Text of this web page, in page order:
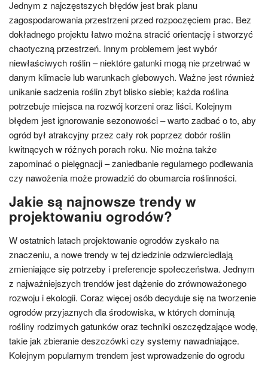
Jednym z najczęstszych błędów jest brak planu
zagospodarowania przestrzeni przed rozpoczęciem prac. Bez
dokładnego projektu łatwo można stracić orientację i stworzyć
chaotyczną przestrzeń. Innym problemem jest wybór
niewłaściwych roślin – niektóre gatunki mogą nie przetrwać w
danym klimacie lub warunkach glebowych. Ważne jest również
unikanie sadzenia roślin zbyt blisko siebie; każda roślina
potrzebuje miejsca na rozwój korzeni oraz liści. Kolejnym
błędem jest ignorowanie sezonowości – warto zadbać o to, aby
ogród był atrakcyjny przez cały rok poprzez dobór roślin
kwitnących w różnych porach roku. Nie można także
zapominać o pielęgnacji – zaniedbanie regularnego podlewania
czy nawożenia może prowadzić do obumarcia roślinności.
Jakie są najnowsze trendy w
projektowaniu ogrodów?
W ostatnich latach projektowanie ogrodów zyskało na
znaczeniu, a nowe trendy w tej dziedzinie odzwierciedlają
zmieniające się potrzeby i preferencje społeczeństwa. Jednym
z najważniejszych trendów jest dążenie do zrównoważonego
rozwoju i ekologii. Coraz więcej osób decyduje się na tworzenie
ogrodów przyjaznych dla środowiska, w których dominują
rośliny rodzimych gatunków oraz techniki oszczędzające wodę,
takie jak zbieranie deszczówki czy systemy nawadniające.
Kolejnym popularnym trendem jest wprowadzenie do ogrodu